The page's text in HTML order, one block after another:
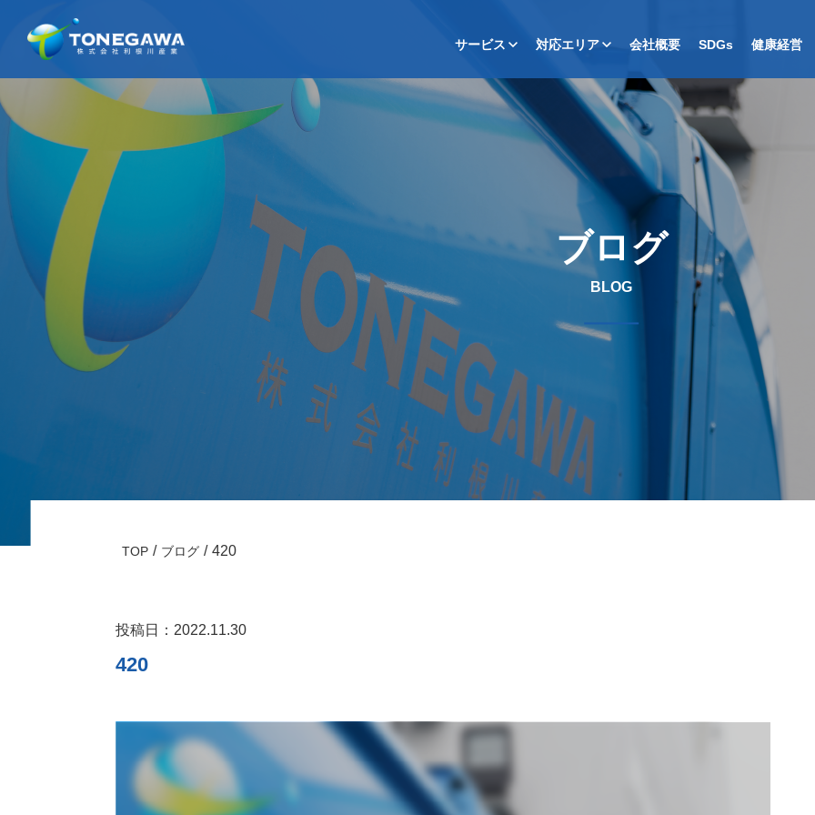
サービス 対応エリア 会社概要 SDGs 健康経営
ブログ
BLOG
TOP ブログ 420
投稿日：2022.11.30
420